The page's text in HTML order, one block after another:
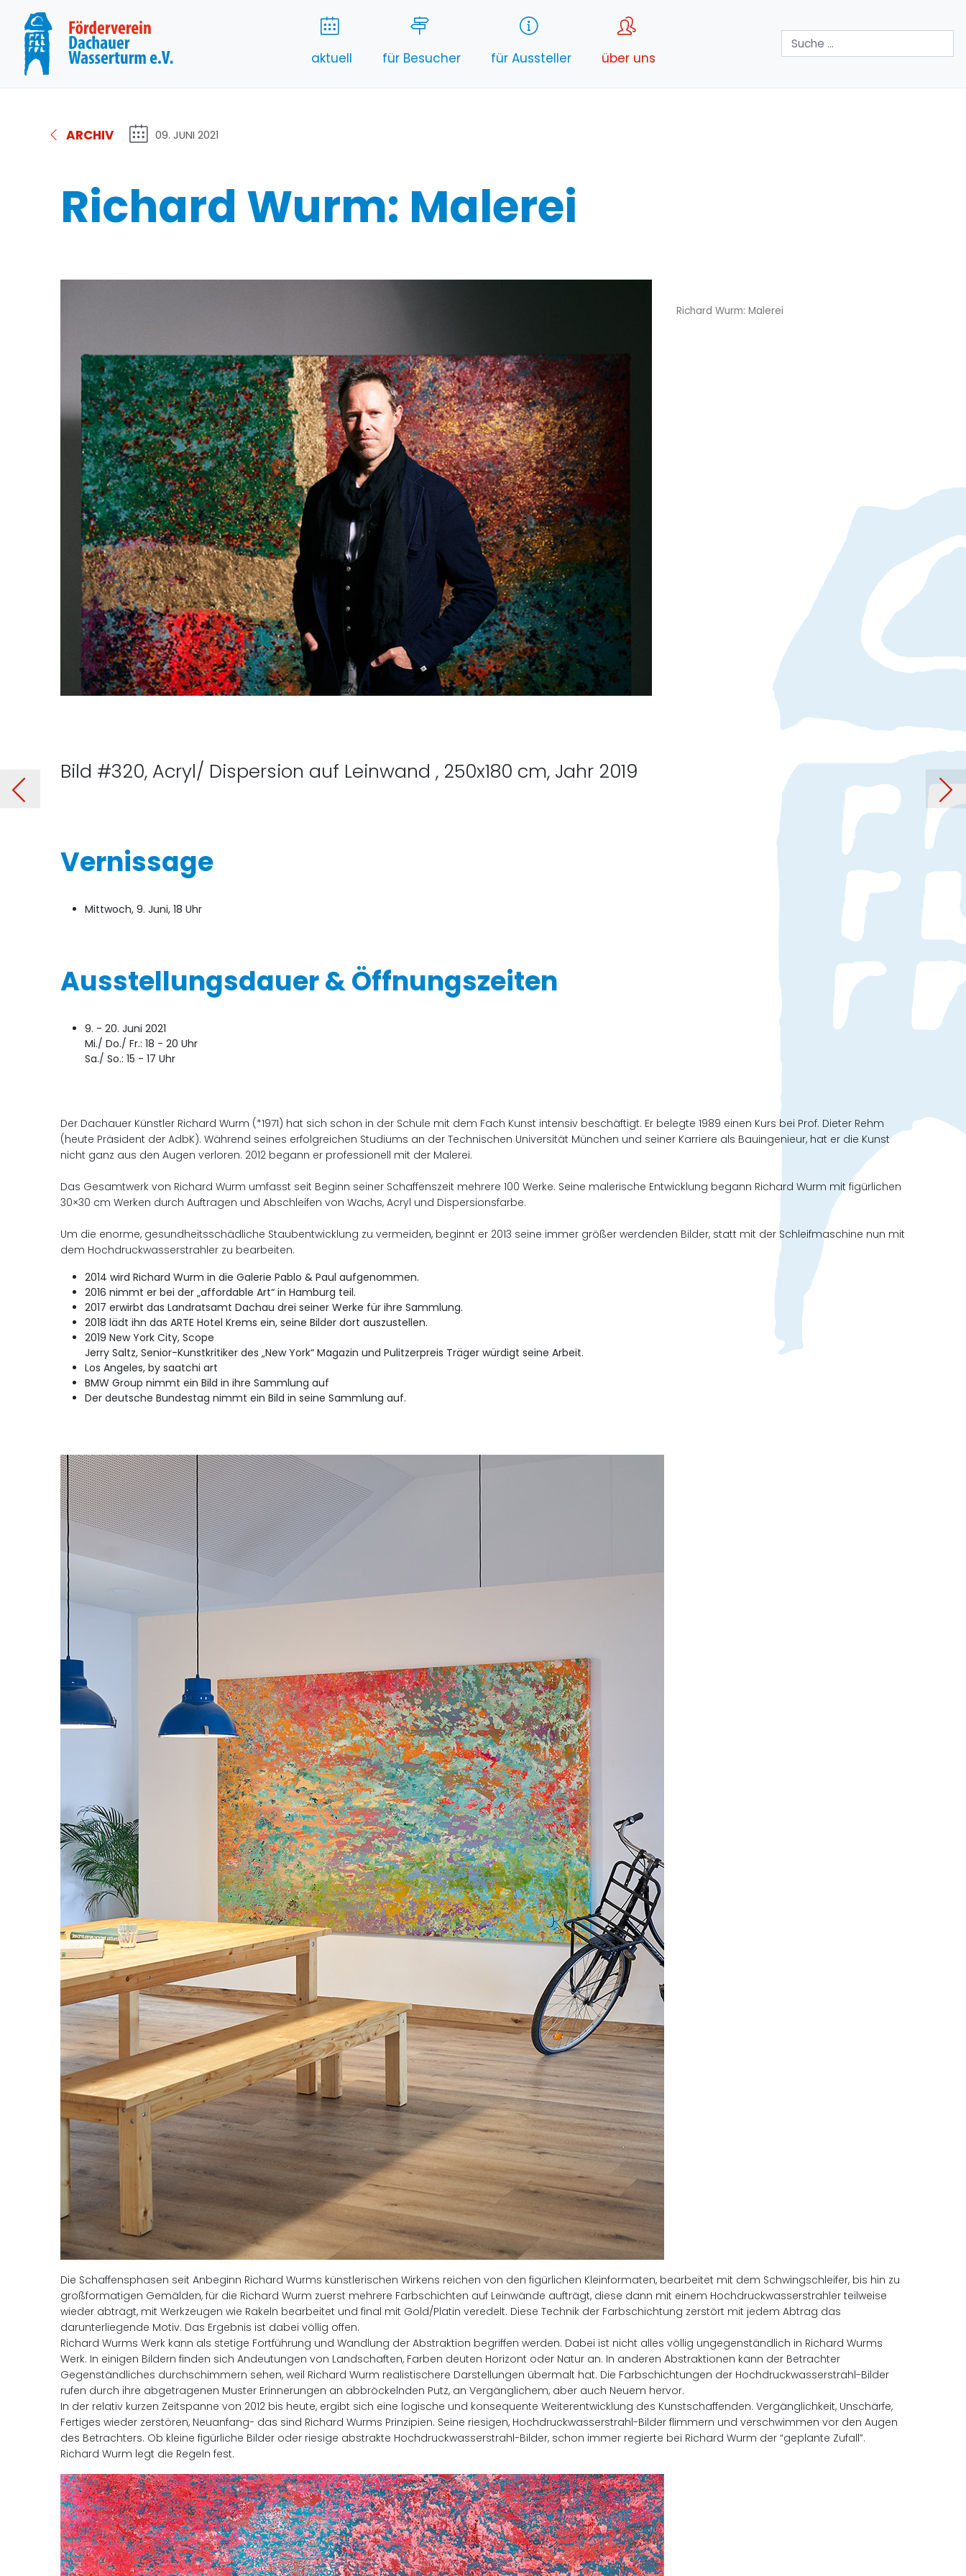
aktuell für Besucher für Aussteller über uns
Suchen
ARCHIV 09. JUNI 2021
Richard Wurm: Malerei
Richard Wurm: Malerei
Bild #320, Acryl/ Dispersion auf Leinwand , 250x180 cm, Jahr 2019
Vernissage
Mittwoch, 9. Juni, 18 Uhr
Ausstellungsdauer & Öffnungszeiten
9. - 20. Juni 2021
Mi./ Do./ Fr.: 18 - 20 Uhr
Sa./ So.: 15 - 17 Uhr
Der Dachauer Künstler Richard Wurm (*1971) hat sich schon in der Schule mit dem Fach Kunst intensiv beschäftigt. Er belegte 1989 einen Kurs bei Prof. Dieter Rehm
(heute Präsident der AdbK). Während seines erfolgreichen Studiums an der Technischen Universität München und seiner Karriere als Bauingenieur, hat er die Kunst
nicht ganz aus den Augen verloren. 2012 begann er professionell mit der Malerei.
Das Gesamtwerk von Richard Wurm umfasst seit Beginn seiner Schaffenszeit mehrere 100 Werke. Seine malerische Entwicklung begann Richard Wurm mit figürlichen
30×30 cm Werken durch Auftragen und Abschleifen von Wachs, Acryl und Dispersionsfarbe.
Um die enorme, gesundheitsschädliche Staubentwicklung zu vermeiden, beginnt er 2013 seine immer größer werdenden Bilder, statt mit der Schleifmaschine nun mit
dem Hochdruckwasserstrahler zu bearbeiten.
2014 wird Richard Wurm in die Galerie Pablo & Paul aufgenommen.
2016 nimmt er bei der „affordable Art“ in Hamburg teil.
2017 erwirbt das Landratsamt Dachau drei seiner Werke für ihre Sammlung.
2018 lädt ihn das ARTE Hotel Krems ein, seine Bilder dort auszustellen.
2019 New York City, Scope
Jerry Saltz, Senior-Kunstkritiker des „New York“ Magazin und Pulitzerpreis Träger würdigt seine Arbeit.
Los Angeles, by saatchi art
BMW Group nimmt ein Bild in ihre Sammlung auf
Der deutsche Bundestag nimmt ein Bild in seine Sammlung auf.
Die Schaffensphasen seit Anbeginn Richard Wurms künstlerischen Wirkens reichen von den figürlichen Kleinformaten, bearbeitet mit dem Schwingschleifer, bis hin zu
großformatigen Gemälden, für die Richard Wurm zuerst mehrere Farbschichten auf Leinwände aufträgt, diese dann mit einem Hochdruckwasserstrahler teilweise
wieder abträgt, mit Werkzeugen wie Rakeln bearbeitet und final mit Gold/Platin veredelt. Diese Technik der Farbschichtung zerstört mit jedem Abtrag das
darunterliegende Motiv. Das Ergebnis ist dabei völlig offen.
Richard Wurms Werk kann als stetige Fortführung und Wandlung der Abstraktion begriffen werden. Dabei ist nicht alles völlig ungegenständlich in Richard Wurms
Werk. In einigen Bildern finden sich Andeutungen von Landschaften, Farben deuten Horizont oder Natur an. In anderen Abstraktionen kann der Betrachter
Gegenständliches durchschimmern sehen, weil Richard Wurm realistischere Darstellungen übermalt hat. Die Farbschichtungen der Hochdruckwasserstrahl-Bilder
rufen durch ihre abgetragenen Muster Erinnerungen an abbröckelnden Putz, an Vergänglichem, aber auch Neuem hervor.
In der relativ kurzen Zeitspanne von 2012 bis heute, ergibt sich eine logische und konsequente Weiterentwicklung des Kunstschaffenden. Vergänglichkeit, Unschärfe,
Fertiges wieder zerstören, Neuanfang- das sind Richard Wurms Prinzipien. Seine riesigen, Hochdruckwasserstrahl-Bilder flimmern und verschwimmen vor den Augen
des Betrachters. Ob kleine figürliche Bilder oder riesige abstrakte Hochdruckwasserstrahl-Bilder, schon immer regierte bei Richard Wurm der “geplante Zufall”.
Richard Wurm legt die Regeln fest.
Vorheriger Beitrag: Christian Deutschmann: „What’s Your Name?“